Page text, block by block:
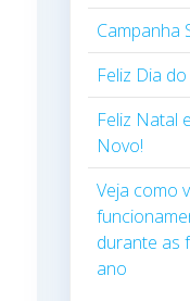
Campanha
Feliz Dia
Feliz Natal
Novo!
Veja como
durante as
ano